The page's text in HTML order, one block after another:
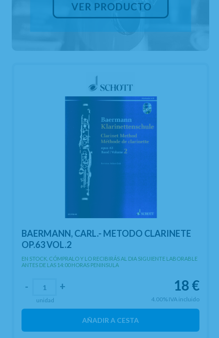
BAERMANN, CARL.- METODO CLARINETE
OP.63 VOL.2
EN STOCK. CÓMPRALO Y LO RECIBIRÁS AL DIA SIGUIENTE LABORABLE
ANTES DE LAS 14:00 HORAS PENINSULA
18 €
4.00% IVA incluido
- +
unidad
AÑADIR A CESTA